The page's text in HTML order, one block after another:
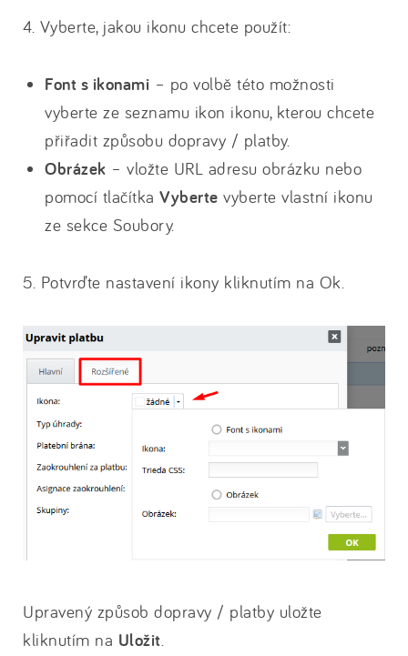
4. Vyberte, jakou ikonu chcete použít:
Font s ikonami – po volbě této možnosti
vyberte ze seznamu ikon ikonu, kterou chcete
přiřadit způsobu dopravy / platby.
Obrázek – vložte URL adresu obrázku nebo
pomocí tlačítka Vyberte vyberte vlastní ikonu
ze sekce Soubory.
5. Potvrďte nastavení ikony kliknutím na Ok.
Upravený způsob dopravy / platby uložte
kliknutím na Uložit